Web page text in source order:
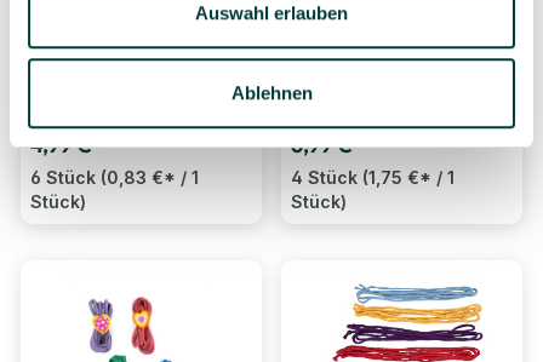
Auswahl erlauben
Ablehnen
Großes Fangballspiel,
18 cm, 6 Stück
4,99 €*
6 Stück (0,83 €* / 1
Stück)
Kugelgeduldspiel
Waldtiere aus Holz, 4
Stück
6,99 €*
4 Stück (1,75 €* / 1
Stück)